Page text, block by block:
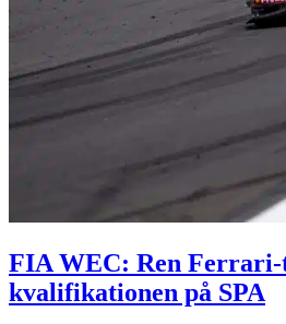
FIA WEC: Ren Ferrari-
kvalifikationen på SPA